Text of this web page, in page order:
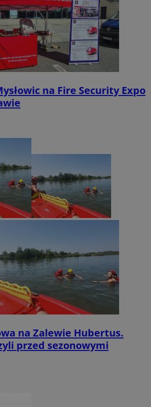
na Fire Security Expo
na Zalewie Hubertus.
przed sezonowymi